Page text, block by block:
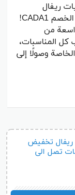
ريفال
واحصلي على خصم 5% باستخدام كود الخصم CADA1!
من
كل المناسبات،
وصولًا إلى
تخفيض
تصل الى